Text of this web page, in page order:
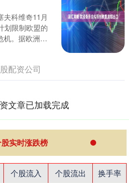
夫科维奇11月
划限制欧盟的
机。据欧洲铝
在2024年达
配资公司
文章已加载完成
实时涨跌榜
个股流入 个股流出
换手率